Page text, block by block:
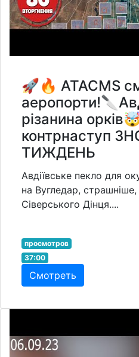
🚀🔥 ATACMS
різанина
контрнаступ
ТИЖДЕНЬ
Авдіївське пекло для
на Вугледар,
Сіверського Дінця....
просмотров
37:00
Смотреть